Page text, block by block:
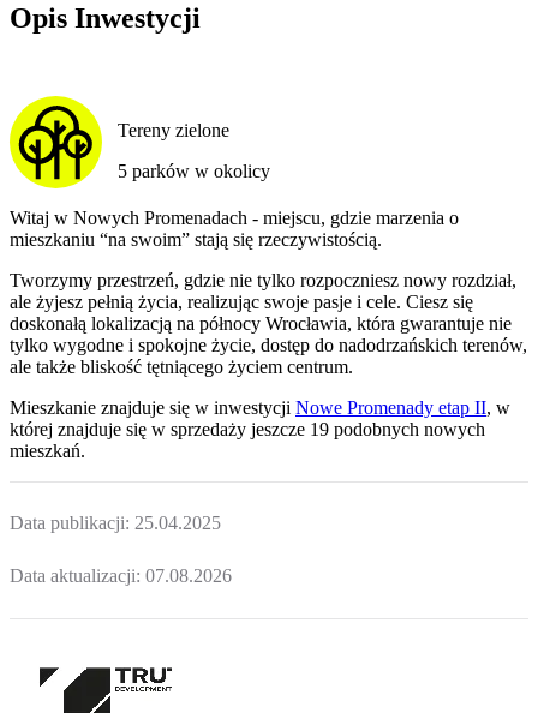
Opis Inwestycji
Tereny zielone
5 parków w okolicy
Witaj w Nowych Promenadach - miejscu, gdzie marzenia o
mieszkaniu “na swoim” stają się rzeczywistością.
Tworzymy przestrzeń, gdzie nie tylko rozpoczniesz nowy rozdział,
ale żyjesz pełnią życia, realizując swoje pasje i cele. Ciesz się
doskonałą lokalizacją na północy Wrocławia, która gwarantuje nie
tylko wygodne i spokojne życie, dostęp do nadodrzańskich terenów,
ale także bliskość tętniącego życiem centrum.
Mieszkanie znajduje się w inwestycji Nowe Promenady etap II, w
której znajduje się w sprzedaży jeszcze 19 podobnych nowych
mieszkań.
Data publikacji: 25.04.2025
Data aktualizacji: 07.08.2026